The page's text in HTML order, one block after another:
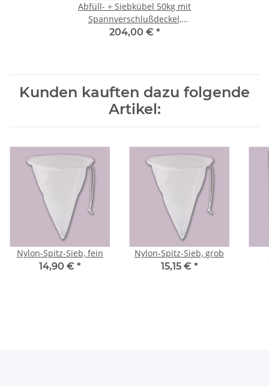
Abfüll- + Siebkübel 50kg mit
Spannverschlußdeckel,
Edelstahl
204,00 € *
Kunden kauften dazu folgende
Artikel:
Nylon-Spitz-Sieb, fein
14,90 € *
Nylon-Spitz-Sieb, grob
15,15 € *